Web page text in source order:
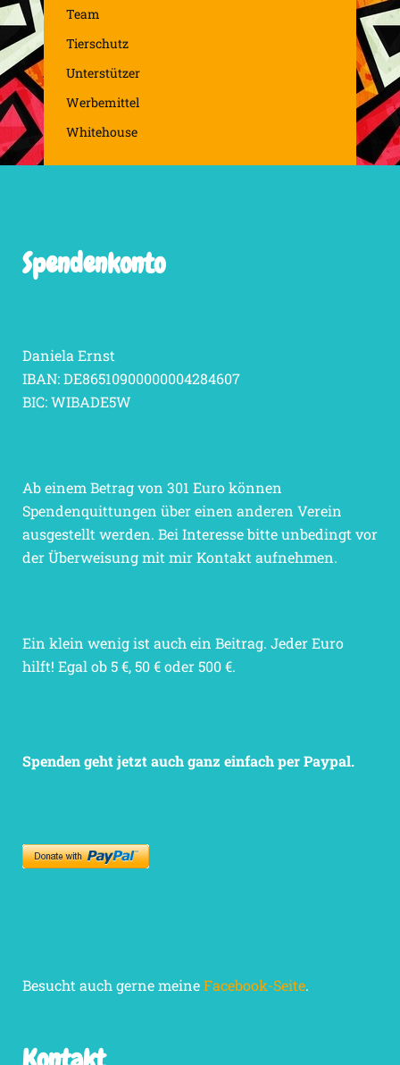
Team
Tierschutz
Unterstützer
Werbemittel
Whitehouse
Spendenkonto
Daniela Ernst
IBAN: DE86510900000004284607
BIC: WIBADE5W
Ab einem Betrag von 301 Euro können
Spendenquittungen über einen anderen Verein
ausgestellt werden. Bei Interesse bitte unbedingt vor
der Überweisung mit mir Kontakt aufnehmen.
Ein klein wenig ist auch ein Beitrag. Jeder Euro
hilft! Egal ob 5 €, 50 € oder 500 €.
Spenden geht jetzt auch ganz einfach per Paypal.
Besucht auch gerne meineFacebook-Seite.